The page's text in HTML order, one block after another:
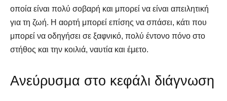
οποία είναι πολύ σοβαρή και μπορεί να είναι απειλητική
για τη ζωή. Η αορτή μπορεί επίσης να σπάσει, κάτι που
μπορεί να οδηγήσει σε ξαφνικό, πολύ έντονο πόνο στο
στήθος και την κοιλιά, ναυτία και έμετο.
Ανεύρυσμα στο κεφάλι διάγνωση